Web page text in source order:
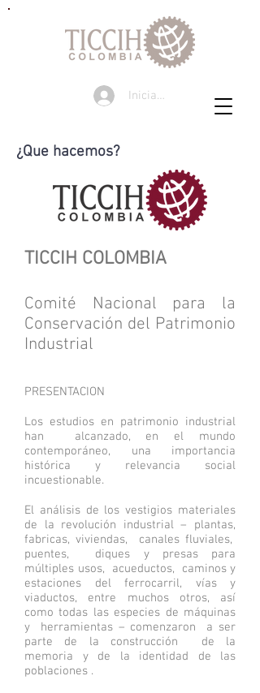
Iniciar sesión
¿Que hacemos?
TICCIH COLOMBIA
Comité Nacional para la
Conservación del Patrimonio
Industrial
PRESENTACION
Los estudios en patrimonio industrial
han alcanzado, en el mundo
contemporáneo, una importancia
histórica y relevancia social
incuestionable.
El análisis de los vestigios materiales
de la revolución industrial – plantas,
fabricas, viviendas, canales fluviales,
puentes, diques y presas para
múltiples usos, acueductos, caminos y
estaciones del ferrocarril, vías y
viaductos, entre muchos otros, así
como todas las especies de máquinas
y herramientas – comenzaron a ser
parte de la construcción de la
memoria y de la identidad de las
poblaciones .